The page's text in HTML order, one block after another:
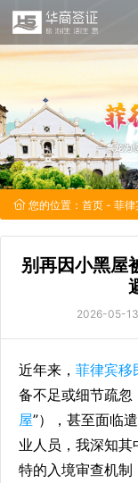
您的位置： 首页 - 菲律
别再因小黑屋
2026-05-
近年来， 菲律宾移
备不足或细节疏忽
屋”），甚至面临
业人员，我深知
特的入境审查机制